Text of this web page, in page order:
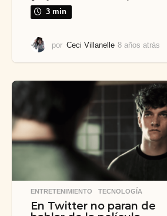
3 min
por Ceci Villanelle 8 años atrás
s
t
r
á
ENTRETENIMIENTO ,TECNOLOGÍA
En Twitter no paran de